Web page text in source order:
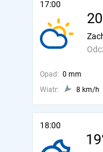
17:00
Opad: 0 mm
Wiatr:
8 km/h
18:00